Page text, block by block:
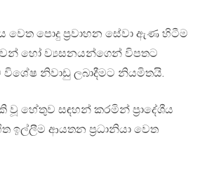
වෙත පොදු ප්‍රවාහන සේවා ඇණ හිටීම
හෝ ව්‍යසනයන්ගෙන් විපතට
නිවාඩු ලබාදීමට නියමිතයි.
වූ හේතුව සඳහන් කරමින් ප්‍රාදේශීය
ඉල්ලීම ආයතන ප්‍රධානියා වෙත